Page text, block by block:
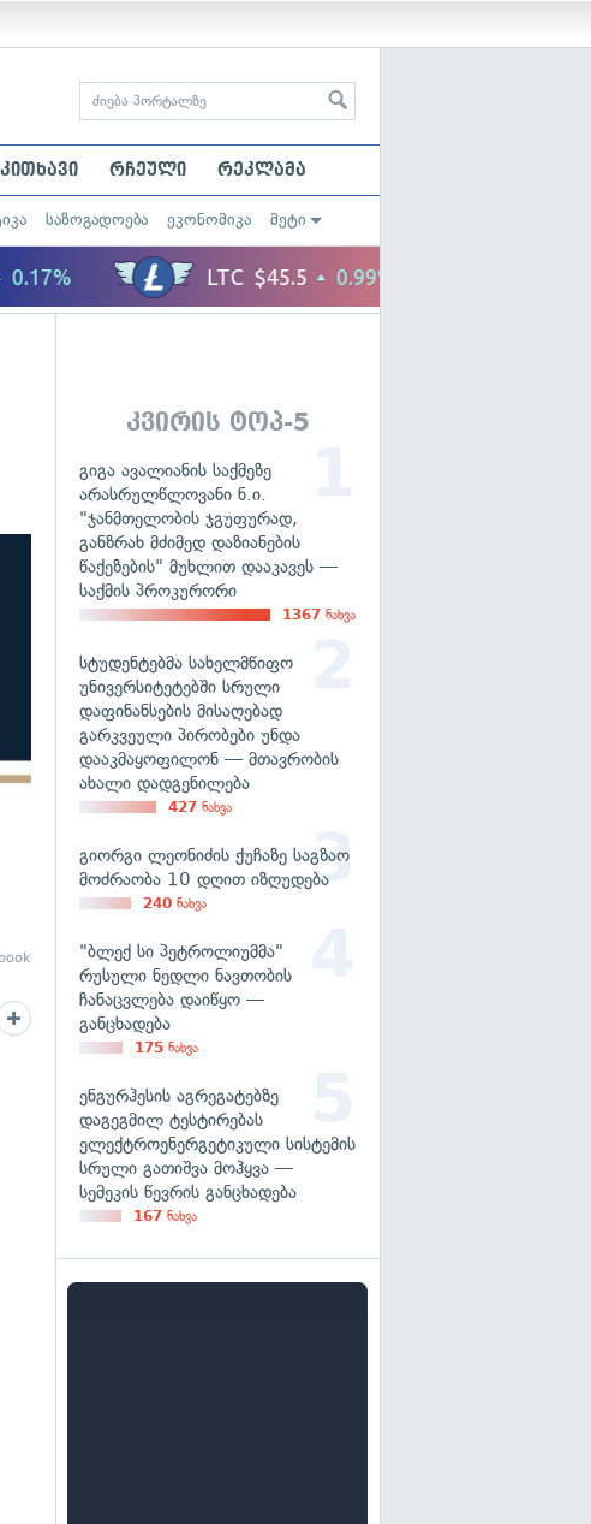
რჩეული რეკლამა
საზოგადოება ეკონომიკა მეტი
კვირის ტოპ-5
გიგა ავალიანის საქმეზე
არასრულწლოვანი ნ.ი.
"ჯანმთელობის ჯგუფურად,
განზრახ მძიმედ დაზიანების
წაქეზების" მუხლით დააკავეს —
საქმის პროკურორი
1367 ნახვა
სტუდენტებმა სახელმწიფო
უნივერსიტეტებში სრული
დაფინანსების მისაღებად
გარკვეული პირობები უნდა
დააკმაყოფილონ — მთავრობის
ახალი დადგენილება
427 ნახვა
გიორგი ლეონიძის ქუჩაზე საგზაო
მოძრაობა 10 დღით იზღუდება
240 ნახვა
"ბლექ სი პეტროლიუმმა"
რუსული ნედლი ნავთობის
ჩანაცვლება დაიწყო —
განცხადება
175 ნახვა
ენგურჰესის აგრეგატებზე
დაგეგმილ ტესტირებას
ელექტროენერგეტიკული სისტემის
სრული გათიშვა მოჰყვა —
სემეკის წევრის განცხადება
167 ნახვა